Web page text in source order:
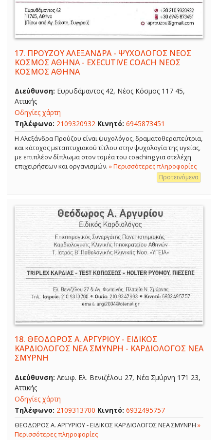
17. ΠΡΟΥΖΟΥ ΑΛΕΞΑΝΔΡΑ - ΨΥΧΟΛΟΓΟΣ ΝΕΟΣ
ΚΟΣΜΟΣ ΑΘΗΝΑ - EXECUTIVE COACH ΝΕΟΣ
ΚΟΣΜΟΣ ΑΘΗΝΑ
Διεύθυνση: Ευρυδάμαντος 42, Νέος Κόσμος 117 45,
Αττικής
Οδηγίες χάρτη
Τηλέφωνο: 2109320932 Κινητό: 6945873451
Η Αλεξάνδρα Προύζου είναι ψυχολόγος, δραματοθεραπεύτρια,
και κάτοχος μεταπτυχιακού τίτλου στην ψυχολογία της υγείας,
με επιπλέον δίπλωμα στον τομέα του coaching για στελέχη
επιχειρήσεων και οργανισμών. » Περισσότερες πληροφορίες
Προτεινόμενα
18. ΘΕΟΔΩΡΟΣ Α. ΑΡΓΥΡΙΟΥ - ΕΙΔΙΚΟΣ
ΚΑΡΔΙΟΛΟΓΟΣ ΝΕΑ ΣΜΥΝΡΗ - ΚΑΡΔΙΟΛΟΓΟΣ ΝΕΑ
ΣΜΥΡΝΗ
Διεύθυνση: Λεωφ. Ελ. Βενιζέλου 27, Νέα Σμύρνη 171 23,
Αττικής
Οδηγίες χάρτη
Τηλέφωνο: 2109313700 Κινητό: 6932495757
ΘΕΟΔΩΡΟΣ Α. ΑΡΓΥΡΙΟΥ - ΕΙΔΙΚΟΣ ΚΑΡΔΙΟΛΟΓΟΣ ΝΕΑ ΣΜΥΝΡΗ »
Περισσότερες πληροφορίες